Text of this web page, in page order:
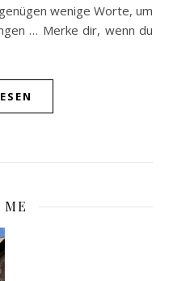
wenige Worte, um
… Merke dir, wenn du
ME